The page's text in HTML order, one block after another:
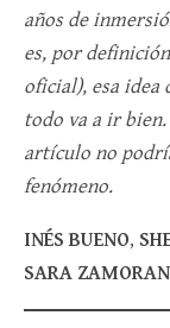
años de
es, por
oficial), esa idea
todo va a ir
artículo no
fenómeno.
INÉS BUENO,
SARA